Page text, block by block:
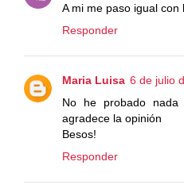
A mi me paso igual con
Responder
Maria Luisa 6 de julio
No he probado
agradece la opinión
Besos!
Responder